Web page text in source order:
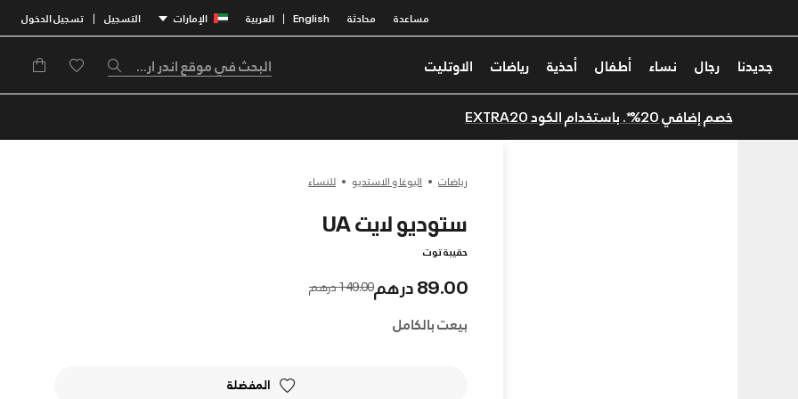
مساعدة محادثة English
| العربية الإمارات التسجيل | تسجيل الدخول
جديدنا رجال نساء أطفال أحذية رياضات الاوتليت
خصم إضافي 20%*. باستخدام الكود EXTRA20
رياضات اليوغا و الاستديو للنساء
ستوديو لايت UA
حقيبة توت
89.00 درهم Price reduced from
149.00 درهم to
بيعت بالكامل
المفضلة